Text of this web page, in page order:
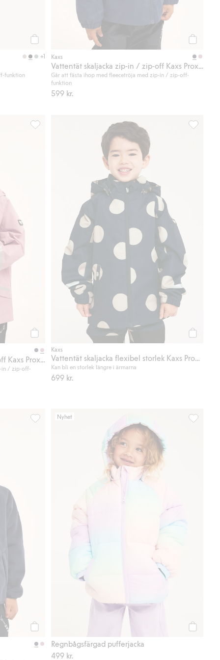
+1
funktion
Kaxs
Vattentät skaljacka zip-in / zip-off Kaxs Proxtec
Går att fästa ihop med fleecetröja med zip-in / zip-off-
funktion
599 kr.
i favoriter
Vattentät skaljacka zip-in / zip-off Kaxs Proxtec
in / zip-off-
Vattentät skaljacka zip-in / zip-off Kaxs Proxtec, Lägg
Kaxs
Vattentät skaljacka flexibel storlek Kaxs Proxtec
Kan bli en storlek längre i ärmarna
699 kr.
Proxtec, Lägg till i favoriter
Vindfleece zip-in / zip-off Kaxs, Lägg till i favoriter
Nyhet
Regnbågsfärgad pufferjacka
499 kr.